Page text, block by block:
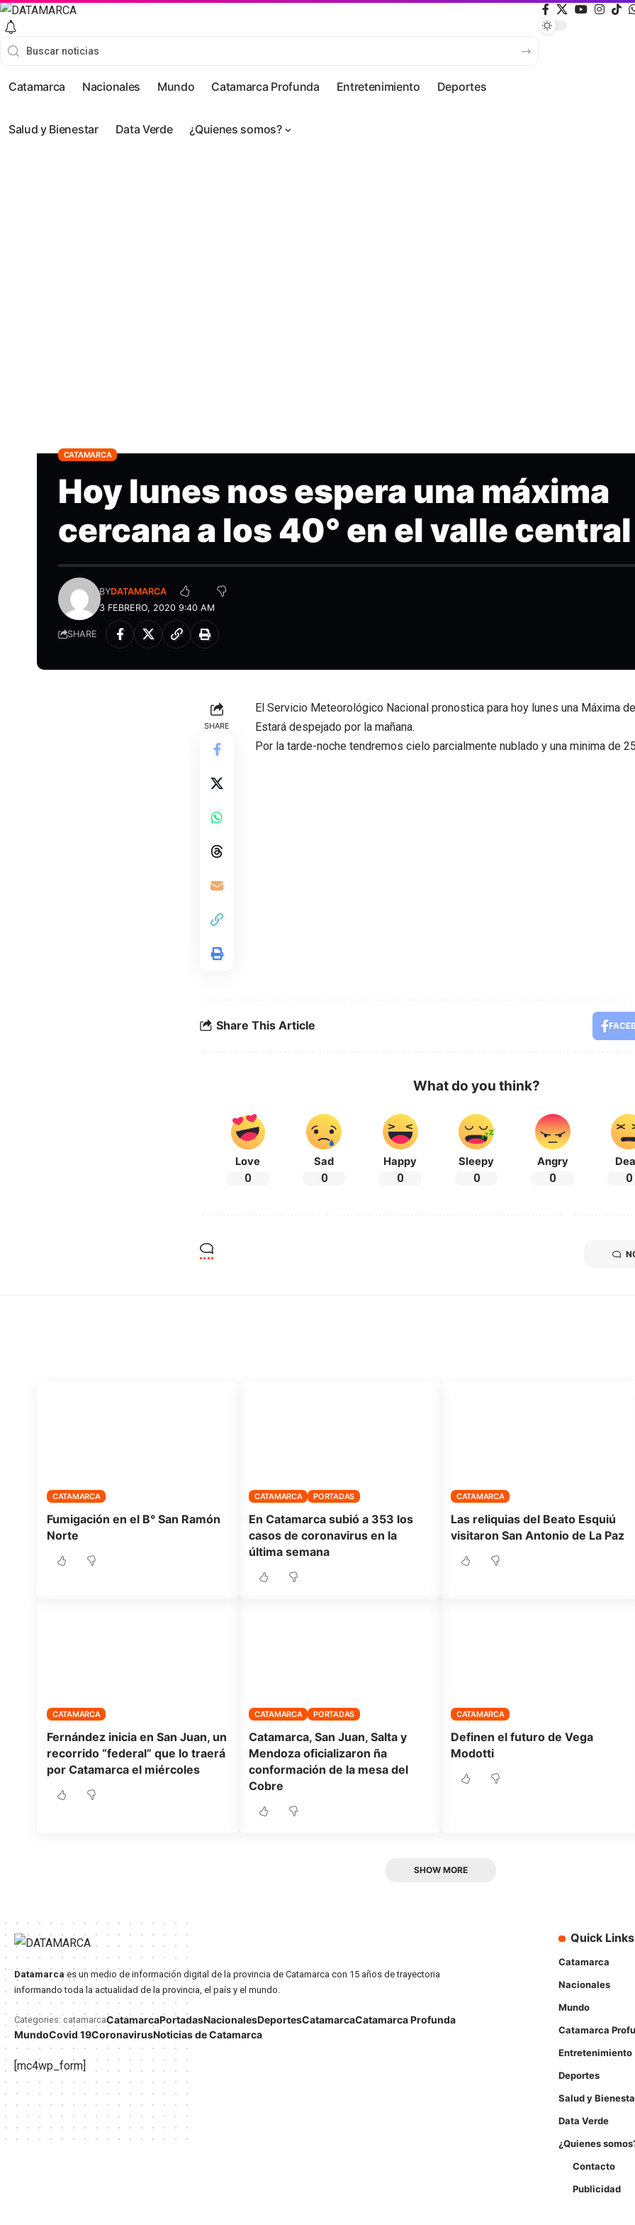
Catamarca Nacionales Mundo Catamarca Profunda Entretenimiento Deportes
Salud y Bienestar Data Verde ¿Quienes somos?
CATAMARCA
Hoy lunes nos espera una máxima
cercana a los 40° en el valle central
3 FEBRERO, 2020 9:40 AM
BYDATAMARCA
SHARE
SHARE
El Servicio Meteorológico Nacional pronostica para hoy lunes una Máxima
Estará despejado por la mañana.
Por la tarde-noche tendremos cielo parcialmente nublado y una minima de
Share This Article
What do you think?
Love
0
Sad
0
Happy
0
Sleepy
0
Angry
0 0
CATAMARCA
Fumigación en el B° San Ramón
Norte
CATAMARCA PORTADAS
En Catamarca subió a 353 los
casos de coronavirus en la
última semana
CATAMARCA
Las reliquias del Beato Esquiú
visitaron San Antonio de La Paz
CATAMARCA
Fernández inicia en San Juan, un
recorrido “federal” que lo traerá
por Catamarca el miércoles
CATAMARCA PORTADAS
Catamarca, San Juan, Salta y
Mendoza oficializaron ña
conformación de la mesa del
Cobre
CATAMARCA
Definen el futuro de Vega
Modotti
SHOW MORE
Datamarca es un medio de información digital de la provincia de Catamarca con 15 años de trayectoria
informando toda la actualidad de la provincia, el país y el mundo.
Categories: catamarcaCatamarcaPortadasNacionalesDeportesCatamarcaCatamarca Profunda
MundoCovid 19CoronavirusNoticias de Catamarca
[mc4wp_form]
Quick Links
Catamarca
Nacionales
Mundo
Catamarca
Entretenimiento
Deportes
Salud y
Data Verde
¿Quienes
Contacto
Publicidad